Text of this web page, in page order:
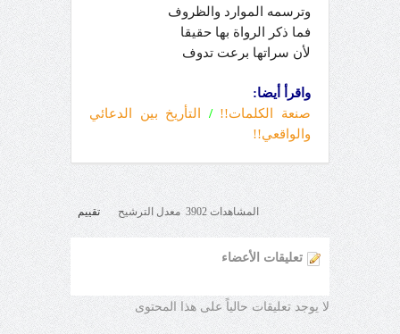
وترسمه الموارد والظروف
فما ذكر الرواة بها حقيقا
لأن سراتها برعت تدوف
واقرأ أيضا:
صنعة الكلمات!! /
التأريخ بين الدعائي
والواقعي!!
المشاهدات 3902 معدل الترشيح تقييم
تعليقات الأعضاء
لا يوجد تعليقات حالياً على هذا المحتوى